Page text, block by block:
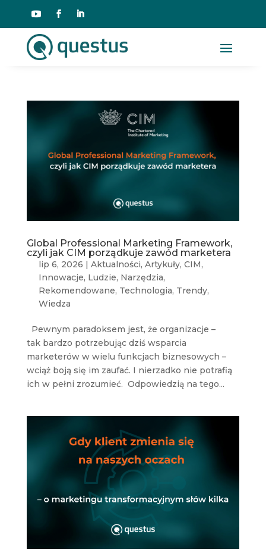
Global Professional Marketing Framework,
czyli jak CIM porządkuje zawód marketera
lip 6, 2026 | Aktualności, Artykuły, CIM,
Innowacje, Ludzie, Narzędzia,
Rekomendowane, Technologia, Trendy,
Wiedza
Pewnym paradoksem jest, że organizacje –
tak bardzo potrzebując dziś wsparcia
marketerów w wielu funkcjach biznesowych –
wciąż boją się im zaufać. I nierzadko nie potrafią
ich w pełni zrozumieć. Odpowiedzią na tego...